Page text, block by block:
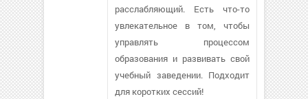
расслабляющий. Есть что-то
увлекательное в том, чтобы
управлять процессом
образования и развивать свой
учебный заведении. Подходит
для коротких сессий!